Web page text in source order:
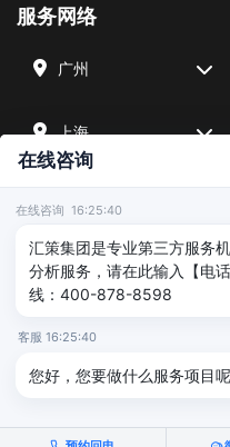
服务网络
广州
上海
北京
友情链接
广州海沣检测 汇策可靠性检测
在线咨询
在线咨询 16:25:40
汇策集团是专业第三方服务
分析服务，请在此输入【电
线：400-878-8598
客服 16:25:40
您好，您要做什么服务项目